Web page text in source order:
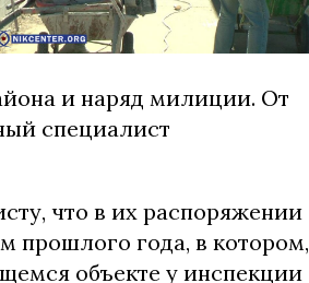
и наряд милиции. От
специалист
что в их распоряжении
прошлого года, в котором,
объекте у инспекции